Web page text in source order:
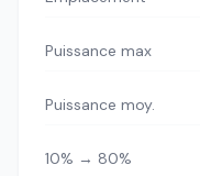
Puissance max
Puissance moy.
10% → 80%